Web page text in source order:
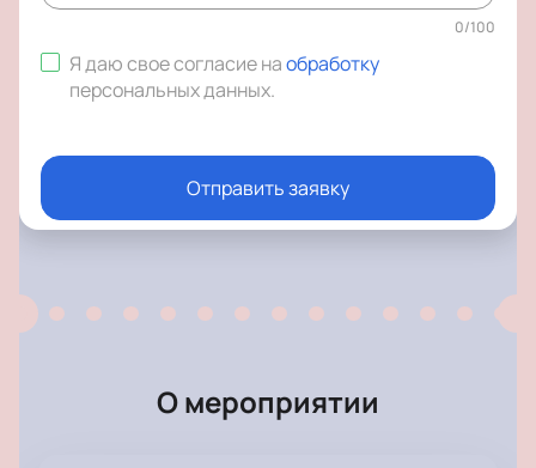
0/100
Я даю свое согласие наобработку
персональных данных.
Отправить заявку
О мероприятии